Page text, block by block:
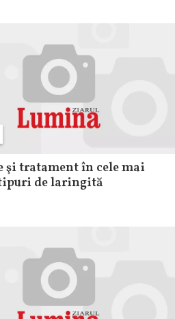
şi tratament în cele mai
de laringită